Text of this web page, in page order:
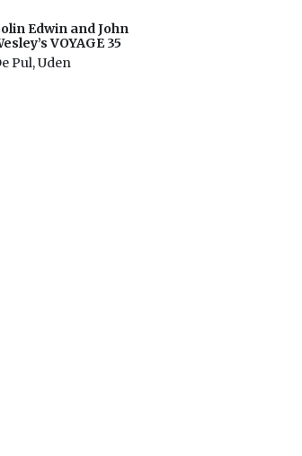
Edwin and John
VOYAGE 35
Pul, Uden